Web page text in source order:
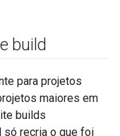
build
para projetos
maiores em
builds
só recria o que foi